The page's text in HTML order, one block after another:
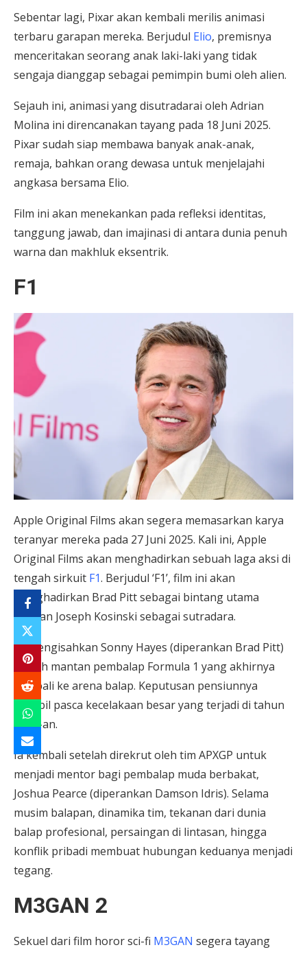
Sebentar lagi, Pixar akan kembali merilis animasi
terbaru garapan mereka. Berjudul Elio, premisnya
menceritakan seorang anak laki-laki yang tidak
sengaja dianggap sebagai pemimpin bumi oleh alien.
Sejauh ini, animasi yang disutradarai oleh Adrian
Molina ini direncanakan tayang pada 18 Juni 2025.
Pixar sudah siap membawa banyak anak-anak,
remaja, bahkan orang dewasa untuk menjelajahi
angkasa bersama Elio.
Film ini akan menekankan pada refleksi identitas,
tanggung jawab, dan imajinasi di antara dunia penuh
warna dan makhluk eksentrik.
F1
Apple Original Films akan segera memasarkan karya
teranyar mereka pada 27 Juni 2025. Kali ini, Apple
Original Films akan menghadirkan sebuah laga aksi di
tengah sirkuit F1. Berjudul ‘F1’, film ini akan
menghadirkan Brad Pitt sebagai bintang utama
dengan Joseph Kosinski sebagai sutradara.
F1 mengisahkan Sonny Hayes (diperankan Brad Pitt)
adalah mantan pembalap Formula 1 yang akhirnya
kembali ke arena balap. Keputusan pensiunnya
diambil pasca kecelakaan besar yang terjadi di tahun
1990-an.
Ia kembali setelah direkrut oleh tim APXGP untuk
menjadi mentor bagi pembalap muda berbakat,
Joshua Pearce (diperankan Damson Idris). Selama
musim balapan, dinamika tim, tekanan dari dunia
balap profesional, persaingan di lintasan, hingga
konflik pribadi membuat hubungan keduanya menjadi
tegang.
M3GAN 2
Sekuel dari film horor sci-fi M3GAN segera tayang